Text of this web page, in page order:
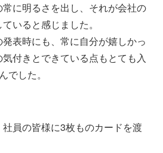
に明るさを出し、それが会社の
いると感じました。
表時にも、常に自分が嬉しかっ
付きとできている点もとても入
でした。
員の皆様に3枚ものカードを渡